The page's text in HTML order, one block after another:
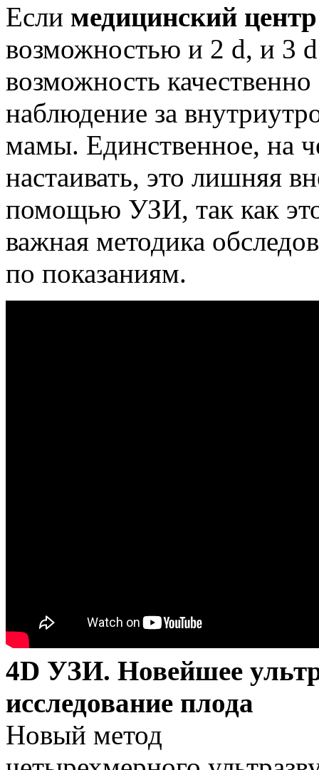
Если медицинский
возможностью и 2 d, и 3 d
возможность
наблюдение за
мамы. Единственное, на
настаивать, это лишняя
помощью УЗИ, так как
важная методика
по показаниям.
4D УЗИ. Новейшее
исследование плода
Новый метод